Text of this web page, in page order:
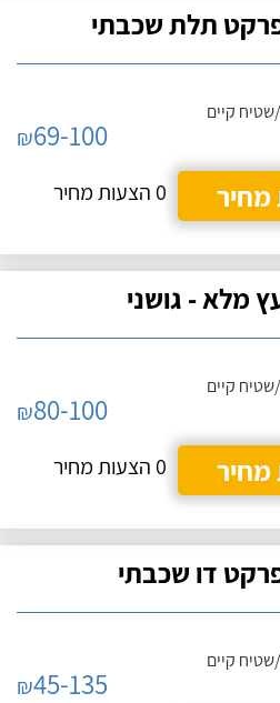
תלת שכבתי
קיים
₪69-100
מחיר
0 הצעות מחיר
מלא - גושני
קיים
₪80-100
מחיר
0 הצעות מחיר
דו שכבתי
קיים
₪45-135